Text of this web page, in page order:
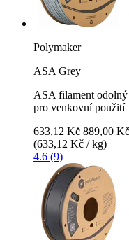
Polymaker
ASA Grey
ASA filament
pro venkovní použití
633,12 Kč 889,00 Kč
(633,12 Kč / kg)
4.6 (9)